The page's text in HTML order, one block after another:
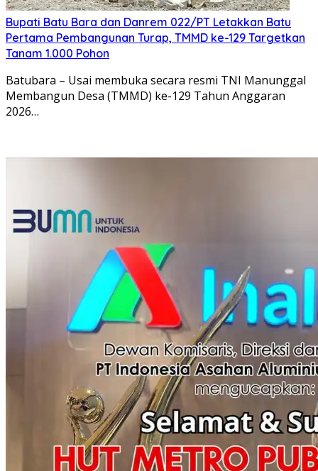
Bupati Batu Bara dan Danrem 022/PT Letakkan Batu
Pertama Pembangunan Turap, TMMD ke-129 Targetkan
Tanam 1.000 Pohon
Batubara – Usai membuka secara resmi TNI Manunggal
Membangun Desa (TMMD) ke-129 Tahun Anggaran
2026…